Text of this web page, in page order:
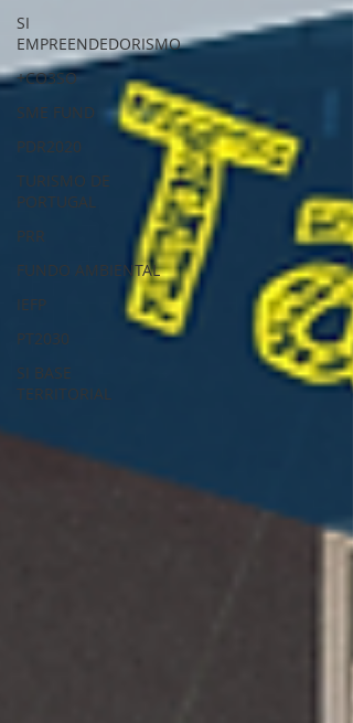
SI
EMPREENDEDORISMO
+CO3SO
SME FUND
PDR2020
TURISMO DE
PORTUGAL
PRR
FUNDO AMBIENTAL
IEFP
PT2030
SI BASE
TERRITORIAL